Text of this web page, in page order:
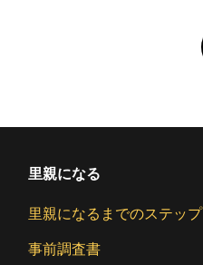
里親になる
里親になるまでのステップ
事前調査書